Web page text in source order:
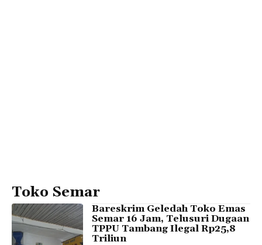
Toko Semar
Bareskrim Geledah Toko Emas
Semar 16 Jam, Telusuri Dugaan
TPPU Tambang Ilegal Rp25,8
Triliun